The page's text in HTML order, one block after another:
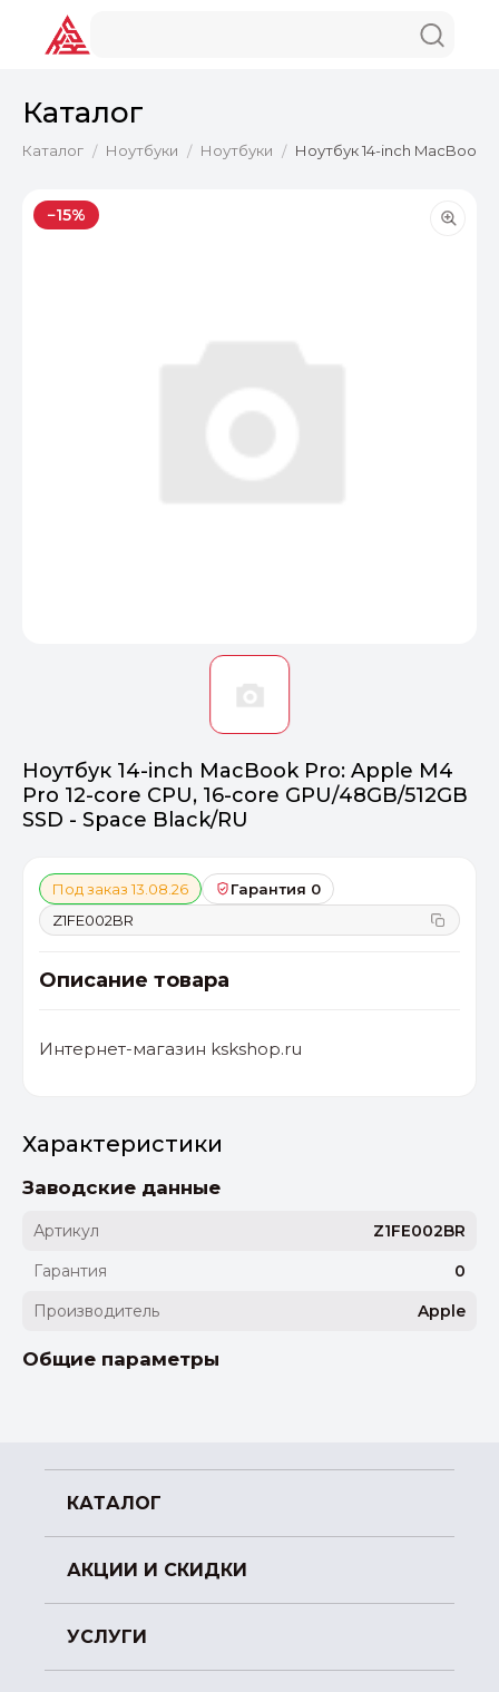
Каталог
Каталог / Ноутбуки / Ноутбуки / Ноутбук 14-inch MacBook
−15%
Ноутбук 14-inch MacBook Pro: Apple M4
Pro 12-core CPU, 16-core GPU/48GB/512GB
SSD - Space Black/RU
Под заказ 13.08.26
Гарантия 0
Z1FE002BR
Описание товара
Интернет-магазин kskshop.ru
Характеристики
Заводские данные
Артикул
Z1FE002BR
Гарантия
0
Производитель
Apple
Общие параметры
КАТАЛОГ
АКЦИИ И СКИДКИ
УСЛУГИ